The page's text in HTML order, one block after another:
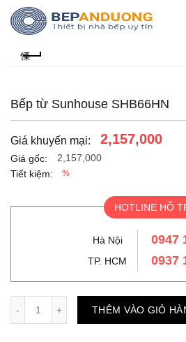
Bếp từ Sunhouse SHB66HN
Giá khuyến mại: 2,157,000
Giá gốc:
2,157,000
Tiết kiệm:
%
HOTLINE HỖ
Hà Nội 0947
TP. HCM 0937
THÊM VÀO GIỎ